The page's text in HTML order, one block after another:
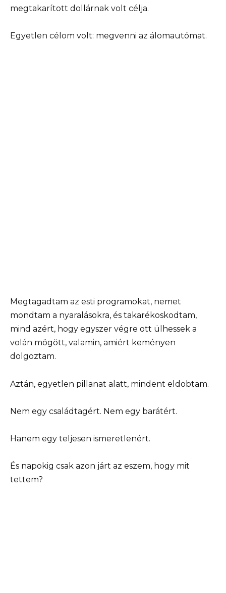
megtakarított dollárnak volt célja.
Egyetlen célom volt: megvenni az álomautómat.
Megtagadtam az esti programokat, nemet
mondtam a nyaralásokra, és takarékoskodtam,
mind azért, hogy egyszer végre ott ülhessek a
volán mögött, valamin, amiért keményen
dolgoztam.
Aztán, egyetlen pillanat alatt, mindent eldobtam.
Nem egy családtagért. Nem egy barátért.
Hanem egy teljesen ismeretlenért.
És napokig csak azon járt az eszem, hogy mit
tettem?